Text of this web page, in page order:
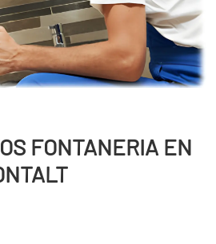
FONTANERIA EN